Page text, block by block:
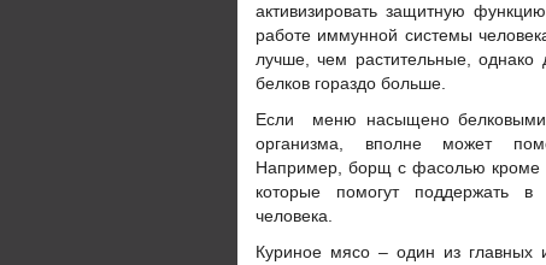
активизировать защитную
работе иммунной системы
лучше, чем растительные, однако
белков гораздо больше.
Если меню насыщено белковыми
организма, вполне может
Например, борщ с фасолью кроме
которые помогут поддержать в
человека.
Куриное мясо – один из главных